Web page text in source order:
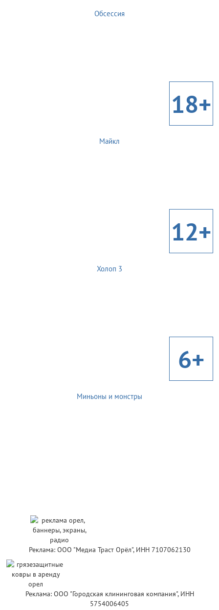
Обсессия
18+
Майкл
12+
Холоп 3
6+
Миньоны и монстры
Реклама: ООО "Медиа Траст Орёл", ИНН 7107062130
Реклама: ООО "Городская клининговая компания", ИНН
5754006405